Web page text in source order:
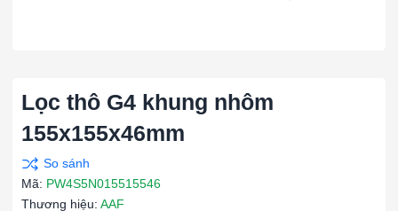
Lọc thô G4 khung nhôm
155x155x46mm
Mã: PW4S5N015515546
Thương hiệu: AAF